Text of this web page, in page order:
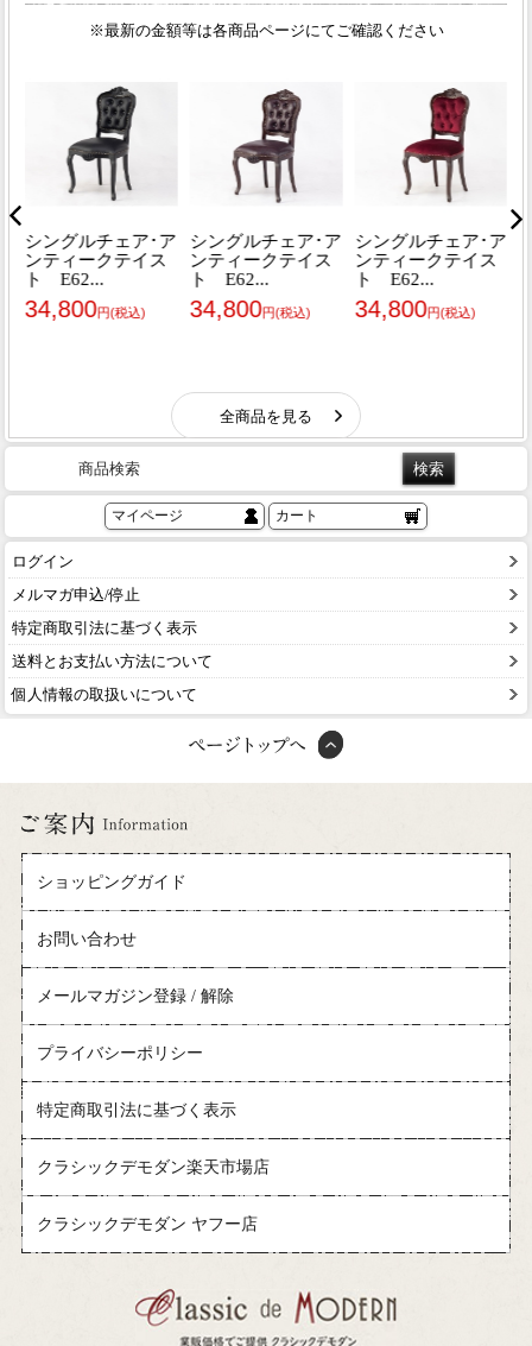
商品検索
マイページ カート
ログイン
メルマガ申込/停止
特定商取引法に基づく表示
送料とお支払い方法について
個人情報の取扱いについて
ショッピングガイド
お問い合わせ
メールマガジン登録 / 解除
プライバシーポリシー
特定商取引法に基づく表示
クラシックデモダン楽天市場店
クラシックデモダン ヤフー店